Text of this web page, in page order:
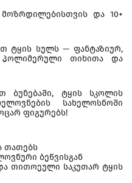
და 10+
ტყის სულს — ფანტაზიურ,
თიხითა და
ბუნებაში, ტყის სკოლის
სახელოსნოში
ფიგურებს!
თათებს
ბეწვისგან
თითოეული საკუთარ ტყის